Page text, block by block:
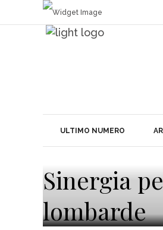
ULTIMO NUMERO
Sinergia
lombarde